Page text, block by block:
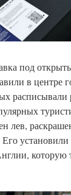
под
в центре
лев,
установили
которую